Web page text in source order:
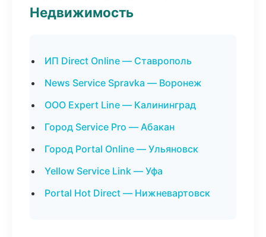
Недвижимость
ИП Direct Online — Ставрополь
News Service Spravka — Воронеж
ООО Expert Line — Калининград
Город Service Pro — Абакан
Город Portal Online — Ульяновск
Yellow Service Link — Уфа
Portal Hot Direct — Нижневартовск